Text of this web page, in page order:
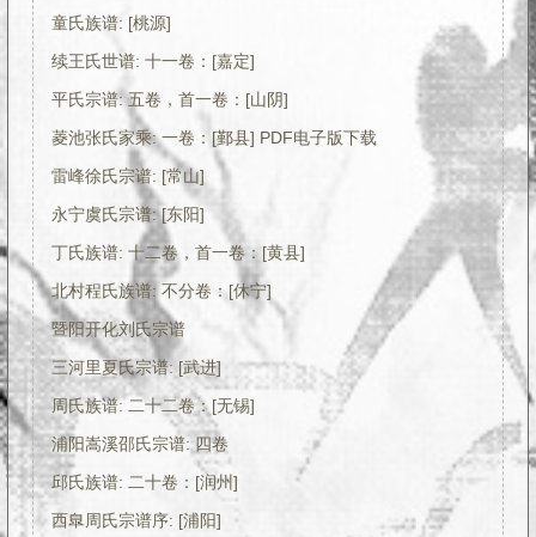
童氏族谱: [桃源]
续王氏世谱: 十一卷：[嘉定]
平氏宗谱: 五卷，首一卷：[山阴]
菱池张氏家乘: 一卷：[鄞县] PDF电子版下载
雷峰徐氏宗谱: [常山]
永宁虞氏宗谱: [东阳]
丁氏族谱: 十二卷，首一卷：[黄县]
北村程氏族谱: 不分卷：[休宁]
暨阳开化刘氏宗谱
三河里夏氏宗谱: [武进]
周氏族谱: 二十二卷：[无锡]
浦阳嵩溪邵氏宗谱: 四卷
邱氏族谱: 二十卷：[润州]
西臯周氏宗谱序: [浦阳]